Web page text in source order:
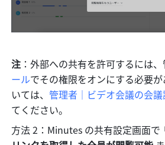
注 ：外部への共有を許可するには
ールでその権限をオンにする必要
いては、 管理者｜ビデオ会議の会議
てください。
方法 2：Minutes の共有設定画面で